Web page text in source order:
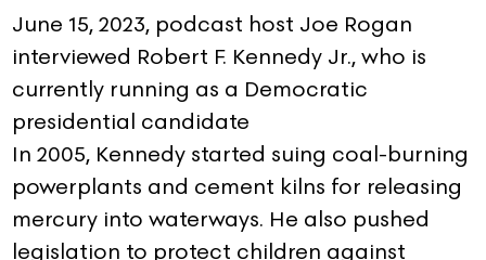
June 15, 2023, podcast host Joe Rogan
interviewed Robert F. Kennedy Jr., who is
currently running as a Democratic
presidential candidate
In 2005, Kennedy started suing coal-burning
powerplants and cement kilns for releasing
mercury into waterways. He also pushed
legislation to protect children against